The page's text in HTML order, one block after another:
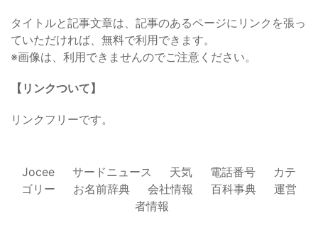
タイトルと記事文章は、記事のあるページにリンクを張っ
ていただければ、無料で利用できます。
※画像は、利用できませんのでご注意ください。
【リンクついて】
リンクフリーです。
Jocee サードニュース 天気 電話番号
カテ
ゴリー
お名前辞典 会社情報 百科事典
運営
者情報